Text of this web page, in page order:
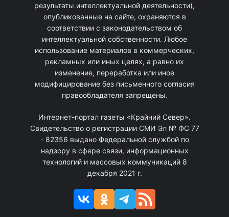
результаты интеллектуальной деятельности),
опубликованные на сайте, охраняются в
соответствии с законодательством об
интеллектуальной собственности. Любое
использование материалов в коммерческих,
рекламных или иных целях, а равно их
изменение, переработка или иное
модифицирование без письменного согласия
правообладателя запрещены.
Интернет-портал газеты «Крайний Север».
Свидетельство о регистрации СМИ Эл № ФС 77
- 82356 выдано Федеральной службой по
надзору в сфере связи, информационных
технологий и массовых коммуникаций 8
декабря 2021 г.